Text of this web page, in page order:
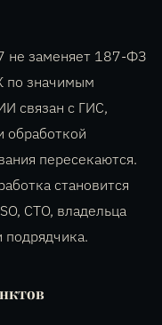
не заменяет 187-ФЗ
по значимым
связан с ГИС,
обработкой
пересекаются.
становится
CTO, владельца
подрядчика.